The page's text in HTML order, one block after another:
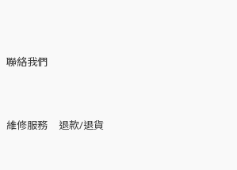
聯絡我們
維修服務 退款/退貨